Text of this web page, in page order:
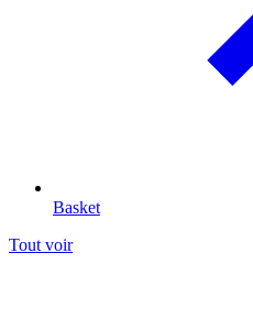
Basket
Tout voir